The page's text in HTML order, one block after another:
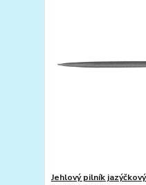
Jehlový pilník jazýčkový